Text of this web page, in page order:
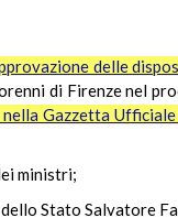
delle
di Firenze nel
Gazzetta
ministri;
Stato Salvatore